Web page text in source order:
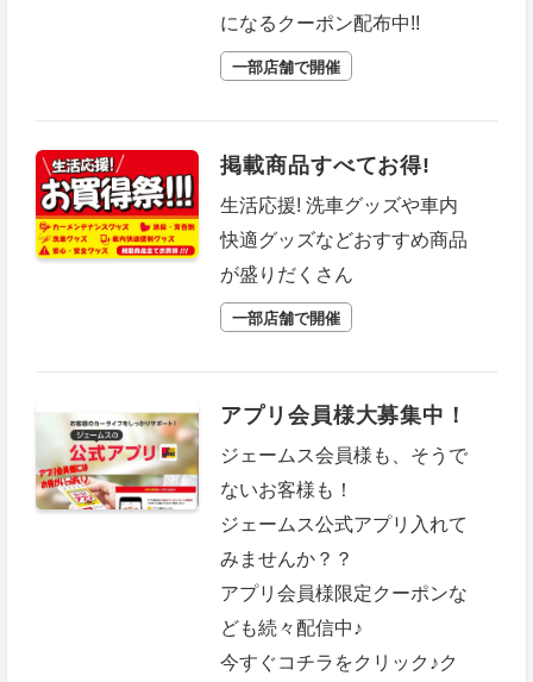
になるクーポン配布中!!
一部店舗で開催
掲載商品すべてお得!
生活応援! 洗車グッズや車内
快適グッズなどおすすめ商品
が盛りだくさん
一部店舗で開催
アプリ会員様大募集中！
ジェームス会員様も、そうで
ないお客様も！
ジェームス公式アプリ入れて
みませんか？？
アプリ会員様限定クーポンな
ども続々配信中♪
今すぐコチラをクリック♪ク